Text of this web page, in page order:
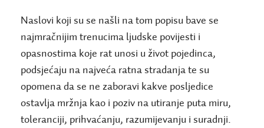
Naslovi koji su se našli na tom popisu bave se
najmračnijim trenucima ljudske povijesti i
opasnostima koje rat unosi u život pojedinca,
podsjećaju na najveća ratna stradanja te su
opomena da se ne zaboravi kakve posljedice
ostavlja mržnja kao i poziv na utiranje puta miru,
toleranciji, prihvaćanju, razumijevanju i suradnji.